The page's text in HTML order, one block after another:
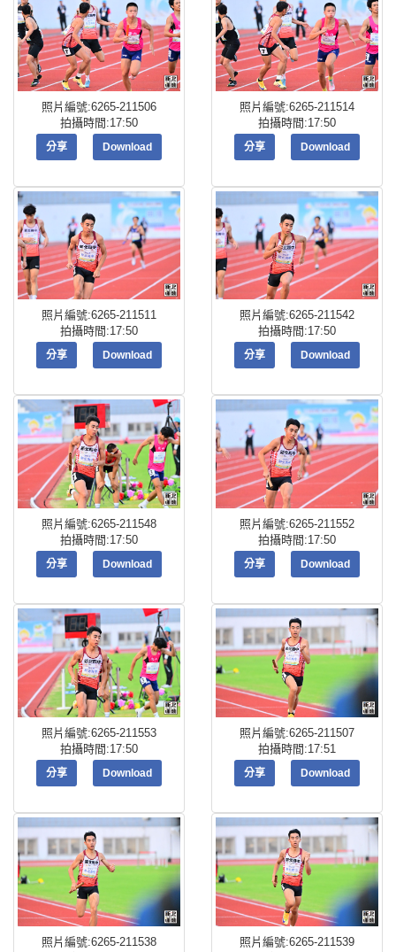
照片編號:6265-211506
拍攝時間:17:50
分享 Download
照片編號:6265-211514
拍攝時間:17:50
分享 Download
照片編號:6265-211511
拍攝時間:17:50
分享 Download
照片編號:6265-211542
拍攝時間:17:50
分享 Download
照片編號:6265-211548
拍攝時間:17:50
分享 Download
照片編號:6265-211552
拍攝時間:17:50
分享 Download
照片編號:6265-211553
拍攝時間:17:50
分享 Download
照片編號:6265-211507
拍攝時間:17:51
分享 Download
照片編號:6265-211538
照片編號:6265-211539